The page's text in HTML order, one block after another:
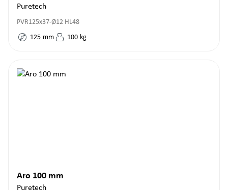
Puretech
PVR125x37-Ø12 HL48
125 mm 100 kg
Aro 100 mm
Puretech